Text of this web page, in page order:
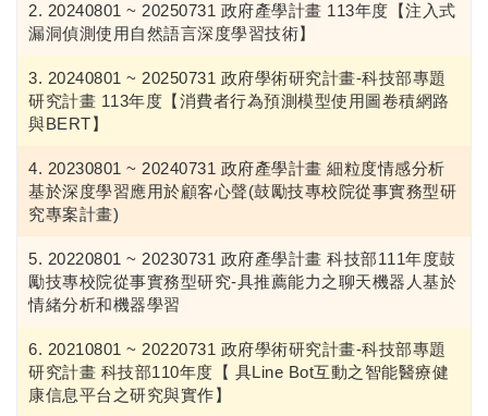
20240801 ~ 20250731 政府產學計畫 113年度【注入式
漏洞偵測使用自然語言深度學習技術】
20240801 ~ 20250731 政府學術研究計畫-科技部專題
研究計畫 113年度【消費者行為預測模型使用圖卷積網路
與BERT】
20230801 ~ 20240731 政府產學計畫 細粒度情感分析
基於深度學習應用於顧客心聲(鼓勵技專校院從事實務型研
究專案計畫)
20220801 ~ 20230731 政府產學計畫 科技部111年度鼓
勵技專校院從事實務型研究-具推薦能力之聊天機器人基於
情緒分析和機器學習
20210801 ~ 20220731 政府學術研究計畫-科技部專題
研究計畫 科技部110年度【 具Line Bot互動之智能醫療健
康信息平台之研究與實作】